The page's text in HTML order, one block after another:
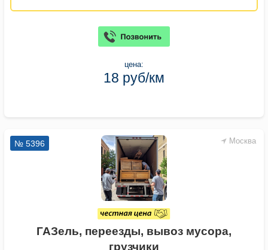
цена:
18 руб/км
Москва
№ 5396
ГАЗель, переезды, вывоз мусора,
грузчики